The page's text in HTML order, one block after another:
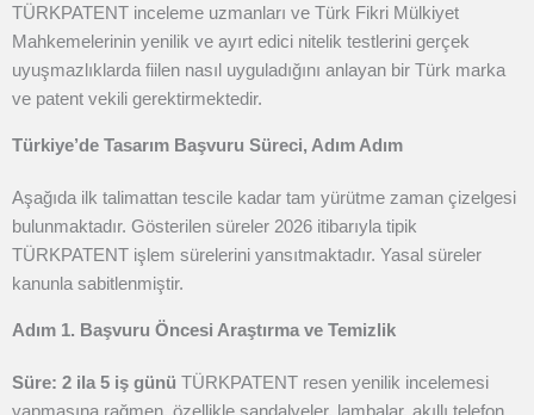
TÜRKPATENT inceleme uzmanları ve Türk Fikri Mülkiyet
Mahkemelerinin yenilik ve ayırt edici nitelik testlerini gerçek
uyuşmazlıklarda fiilen nasıl uyguladığını anlayan bir Türk marka
ve patent vekili gerektirmektedir.
Türkiye’de Tasarım Başvuru Süreci, Adım Adım
Aşağıda ilk talimattan tescile kadar tam yürütme zaman çizelgesi
bulunmaktadır. Gösterilen süreler 2026 itibarıyla tipik
TÜRKPATENT işlem sürelerini yansıtmaktadır. Yasal süreler
kanunla sabitlenmiştir.
Adım 1. Başvuru Öncesi Araştırma ve Temizlik
Süre: 2 ila 5 iş günü TÜRKPATENT resen yenilik incelemesi
yapmasına rağmen, özellikle sandalyeler, lambalar, akıllı telefon